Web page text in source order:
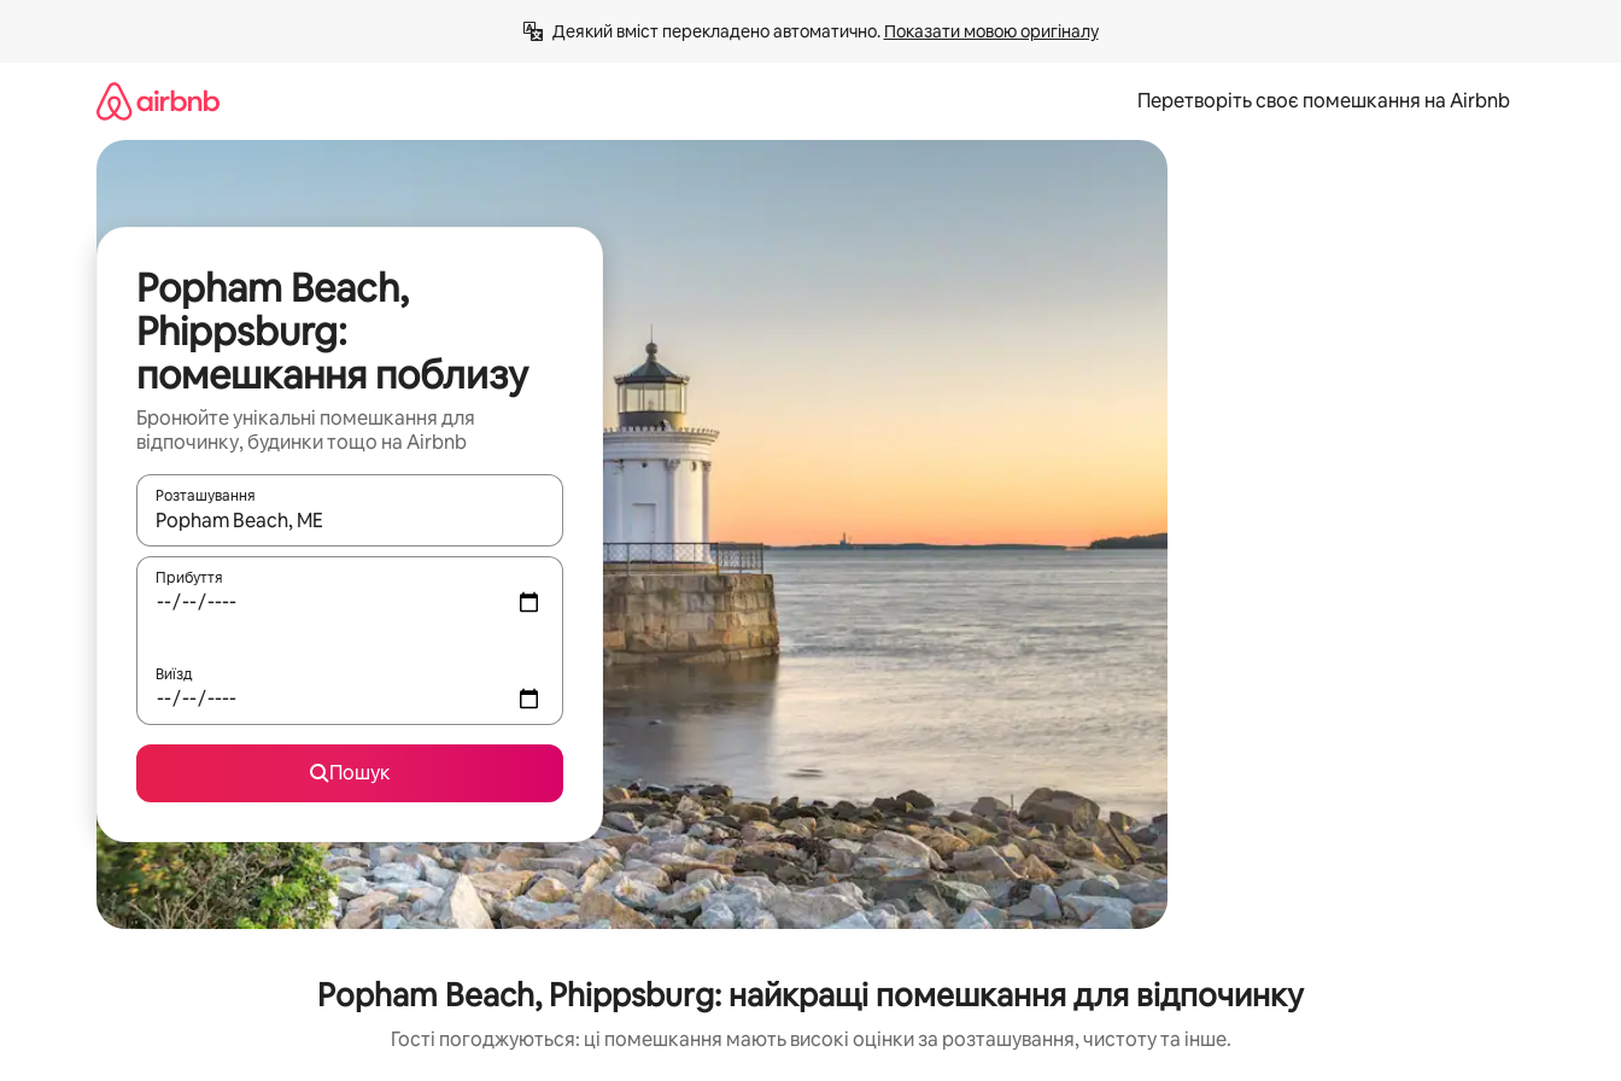
Деякий вміст перекладено автоматично. Показати мовою оригіналу
Перетворіть своє помешкання на Airbnb
Popham Beach,
Phippsburg:
помешкання поблизу
Бронюйте унікальні помешкання для
відпочинку, будинки тощо на Airbnb
Розташування
Отримавши результати пошуку, використовуйте для навігації сторінкою клавіші зі стрілками вгору та вниз або жести дотику та гортання.
Прибуття
Виїзд
Пошук
Popham Beach, Phippsburg: найкращі помешкання для відпочинку
Гості погоджуються: ці помешкання мають високі оцінки за розташування, чистоту та інше.